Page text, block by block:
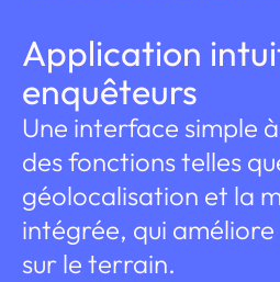
Application
enquêteurs
Une interface simple
des fonctions telles
géolocalisation et la
intégrée, qui
sur le terrain.